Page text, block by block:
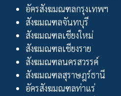
อัครสังฆมณฑลกรุงเทพฯ
สังฆมณฑลจันทบุรี
สังฆมณฑลเชียงใหม่
สังฆมณฑลเชียงราย
สังฆมณฑลนครสวรรค์
สังฆมณฑลสุราษฎร์ธานี
อัครสังฆมณฑลท่าแร่